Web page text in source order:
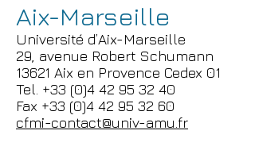
Aix-Marseille
Université d’Aix-Marseille
29, avenue Robert Schumann
13621 Aix en Provence Cedex 01
Tel. +33 (0)4 42 95 32 40
Fax +33 (0)4 42 95 32 60
cfmi-contact@univ-amu.fr